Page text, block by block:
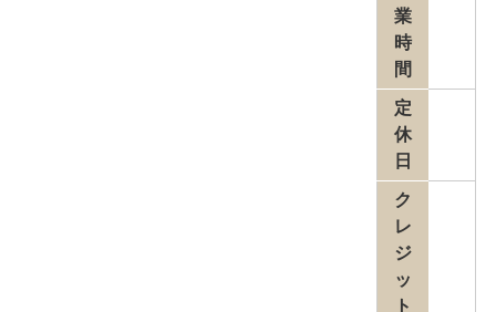
業
時
間
定
休
日
ク
レ
ジ
ッ
ト